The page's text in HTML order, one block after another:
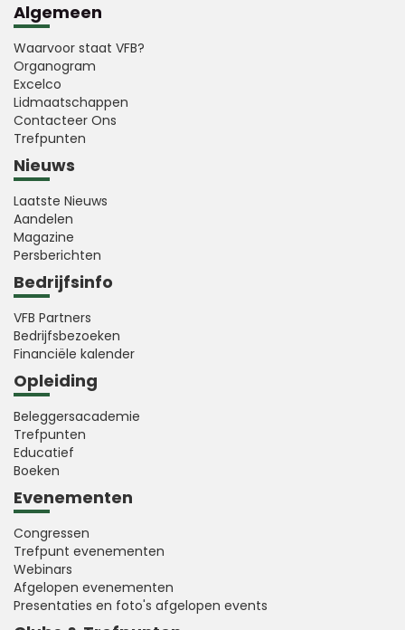
Algemeen
Waarvoor staat VFB?
Organogram
Excelco
Lidmaatschappen
Contacteer Ons
Trefpunten
Nieuws
Laatste Nieuws
Aandelen
Magazine
Persberichten
Bedrijfsinfo
VFB Partners
Bedrijfsbezoeken
Financiële kalender
Opleiding
Beleggersacademie
Trefpunten
Educatief
Boeken
Evenementen
Congressen
Trefpunt evenementen
Webinars
Afgelopen evenementen
Presentaties en foto's afgelopen events